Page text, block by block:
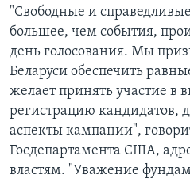
"Свободные и
большее, чем события,
день голосования. Мы
Беларуси обеспечить
желает принять участие в
регистрацию кандидатов,
аспекты кампании",
Госдепартамента США,
властям. "Уважение